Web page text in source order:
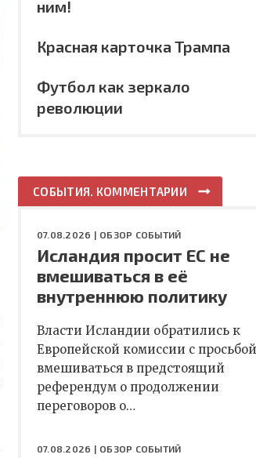
ним!
Красная карточка Трампа
Футбол как зеркало
революции
СОБЫТИЯ. КОММЕНТАРИИ
07.08.2026 | ОБЗОР СОБЫТИЙ
Исландия просит ЕС не
вмешиваться в её
внутреннюю политику
Власти Исландии обратились к
Европейской комиссии с
вмешиваться в предстоящий
референдум о продолжении
переговоров о…
07.08.2026 | ОБЗОР СОБЫТИЙ